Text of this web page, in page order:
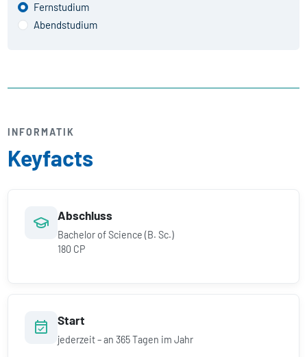
Fernstudium
Abendstudium
INFORMATIK
Keyfacts
Abschluss
Bachelor of Science (B. Sc.)
180 CP
Start
jederzeit – an 365 Tagen im Jahr